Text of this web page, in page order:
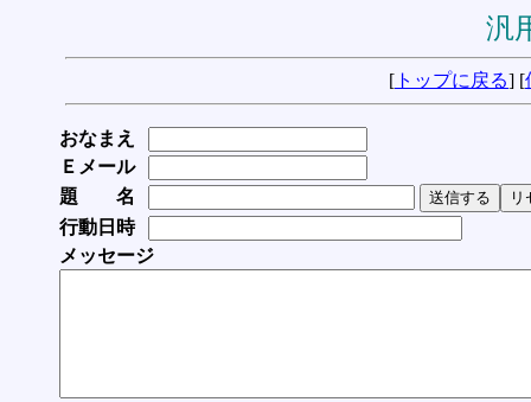
汎
[ トップに戻る] [
おなまえ
Ｅメール
題 名
行動日時
メッセージ